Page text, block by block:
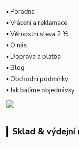
▪Poradna
▪Vrácení a reklamace
▪Věrnostní sleva 2 %
▪ O nás
▪Doprava a platba
▪Blog
▪ Obchodní podmínky
▪Jak balíme objednávky
Sklad & výdejní